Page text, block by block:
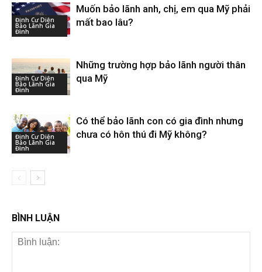
Định Cư Diện
Bảo Lãnh Gia
Đình
Muốn bảo lãnh anh, chị, em qua Mỹ phải
mất bao lâu?
Định Cư Diện
Bảo Lãnh Gia
Đình
Những trường hợp bảo lãnh người thân
qua Mỹ
Định Cư Diện
Bảo Lãnh Gia
Đình
Có thể bảo lãnh con có gia đình nhưng
chưa có hôn thú đi Mỹ không?
BÌNH LUẬN